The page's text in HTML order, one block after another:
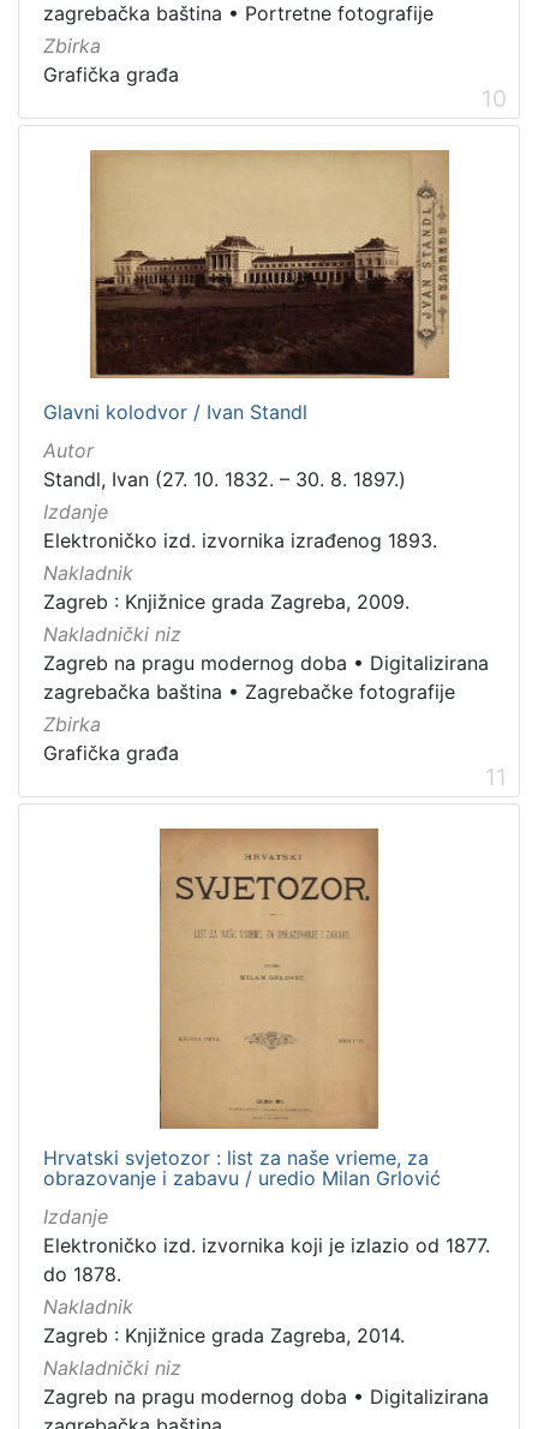
zagrebačka baština • Portretne fotografije
Zbirka
Grafička građa
10
Glavni kolodvor / Ivan Standl
Autor
Standl, Ivan (27. 10. 1832. – 30. 8. 1897.)
Izdanje
Elektroničko izd. izvornika izrađenog 1893.
Nakladnik
Zagreb : Knjižnice grada Zagreba, 2009.
Nakladnički niz
Zagreb na pragu modernog doba • Digitalizirana
zagrebačka baština • Zagrebačke fotografije
Zbirka
Grafička građa
11
Hrvatski svjetozor : list za naše vrieme, za
obrazovanje i zabavu / uredio Milan Grlović
Izdanje
Elektroničko izd. izvornika koji je izlazio od 1877.
do 1878.
Nakladnik
Zagreb : Knjižnice grada Zagreba, 2014.
Nakladnički niz
Zagreb na pragu modernog doba • Digitalizirana